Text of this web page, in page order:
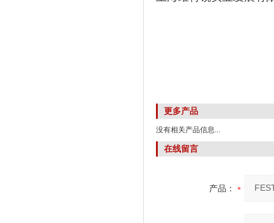
更多产品
没有相关产品信息...
在线留言
产品：